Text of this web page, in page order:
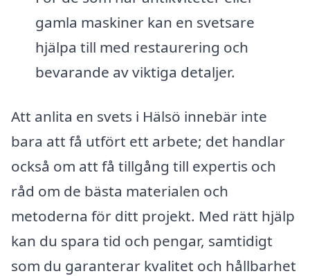
gamla maskiner kan en svetsare
hjälpa till med restaurering och
bevarande av viktiga detaljer.
Att anlita en svets i Hälsö innebär inte
bara att få utfört ett arbete; det handlar
också om att få tillgång till expertis och
råd om de bästa materialen och
metoderna för ditt projekt. Med rätt hjälp
kan du spara tid och pengar, samtidigt
som du garanterar kvalitet och hållbarhet